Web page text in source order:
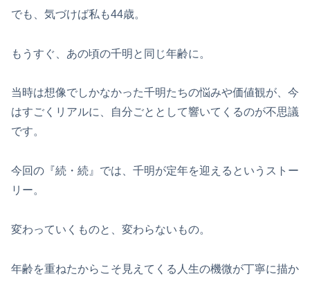
でも、気づけば私も44歳。
もうすぐ、あの頃の千明と同じ年齢に。
当時は想像でしかなかった千明たちの悩みや価値観が、今
はすごくリアルに、自分ごととして響いてくるのが不思議
です。
今回の『続・続』では、千明が定年を迎えるというストー
リー。
変わっていくものと、変わらないもの。
年齢を重ねたからこそ見えてくる人生の機微が丁寧に描か